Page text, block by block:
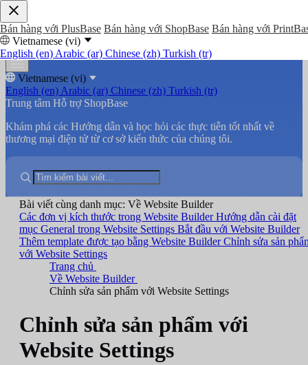
Bán hàng với PlusBase Bán hàng với ShopBase Bán hàng với
Vietnamese (vi)
English (en) Arabic (ar) Chinese (zh) Turkish (tr)
Vietnamese (vi)
English (en) Arabic (ar) Chinese (zh) Turkish (tr)
Trung tâm Hỗ trợ ShopBase
Khám phá các Hướng dẫn và học hỏi các thực tiễn tốt nhất về
thương mại điện tử từ cơ sở kiến thức của chúng tôi.
Bài viết cùng danh mục: Về Website Builder
Các đơn vị kích thước trong Website BuilderHướng dẫn cài đặt
mục General trong Website Settings Bắt đầu với Website Builder
Thêm template được tạo bằng Website BuilderChỉnh sửa sản
với Website Settings
Trang chủ
Về Website Builder
Chỉnh sửa sản phẩm với Website Settings
Chỉnh sửa sản phẩm với
Website Settings